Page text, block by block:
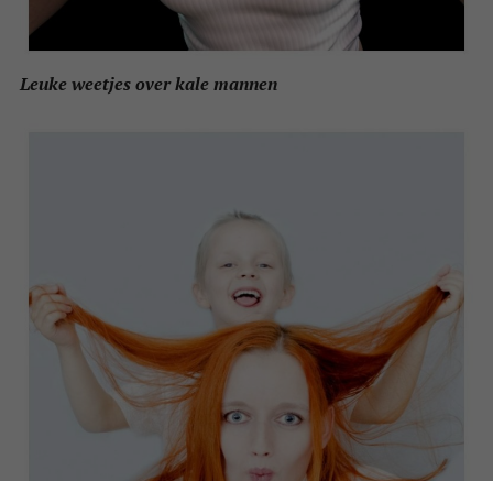
Leuke weetjes over kale mannen